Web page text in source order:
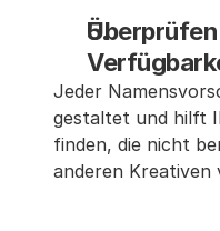
Überprüfen
Jeder
gestaltet und hilft
finden, die nicht
anderen Kreativen